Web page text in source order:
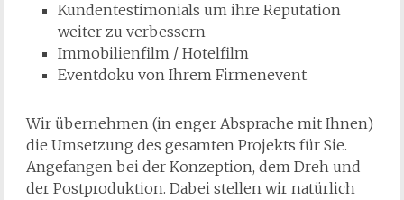
Kundentestimonials um ihre Reputation
weiter zu verbessern
Immobilienfilm / Hotelfilm
Eventdoku von Ihrem Firmenevent
Wir übernehmen (in enger Absprache mit Ihnen)
die Umsetzung des gesamten Projekts für Sie.
Angefangen bei der Konzeption, dem Dreh und
der Postproduktion. Dabei stellen wir natürlich